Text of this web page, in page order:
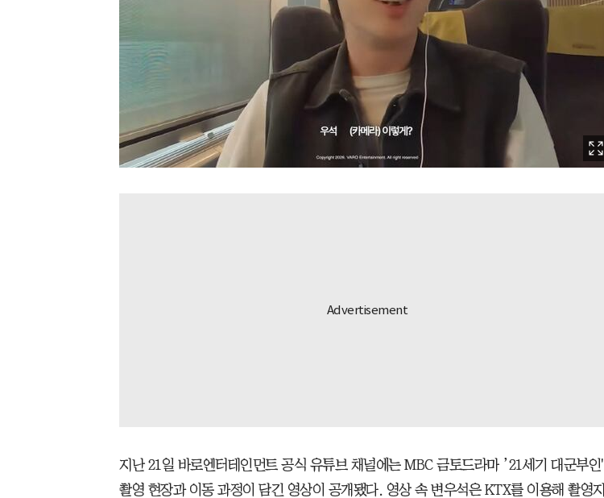
지난 21일 바로엔터테인먼트 공식 유튜브 채널에는 MBC 금토드라마 ’21세기 대군부인'
촬영 현장과 이동 과정이 담긴 영상이 공개됐다. 영상 속 변우석은 KTX를 이용해 촬영지